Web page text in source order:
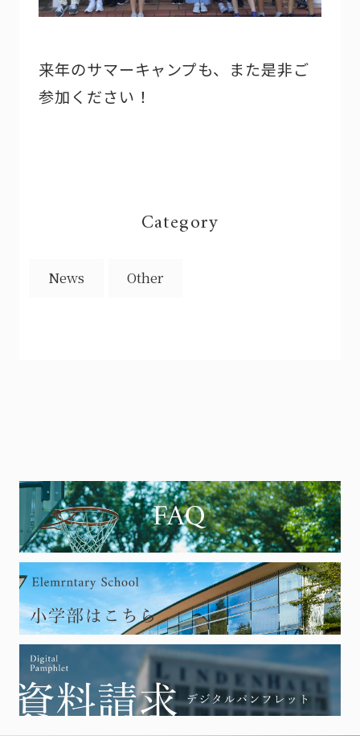
来年のサマーキャンプも、また是非ご
参加ください！
Category
News Other